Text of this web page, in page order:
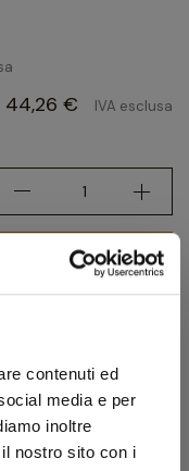
contenuti ed
media e per
inoltre
nostro sito con i
44,26 € IVA esclusa